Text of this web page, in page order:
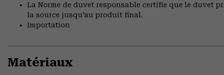
La Norme de duvet responsable certifie que le duvet
la source jusqu’au produit final.
Importation
Matériaux